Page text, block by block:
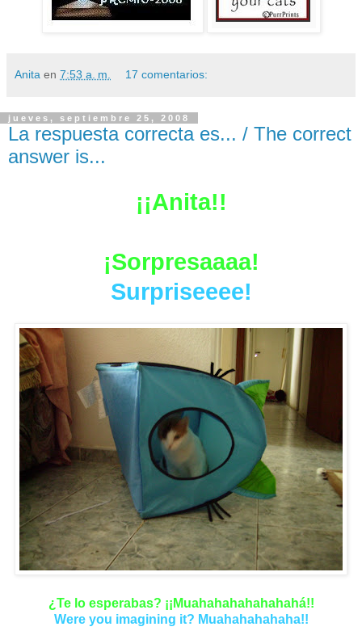
Anita en 7:53 a. m. 17 comentarios:
jueves, septiembre 25, 2008
La respuesta correcta es... / The correct
answer is...
¡¡Anita!!
¡Sorpresaaaa!
Surpriseeee!
¿Te lo esperabas? ¡¡Muahahahahahahahá!!
Were you imagining it? Muahahahahaha!!